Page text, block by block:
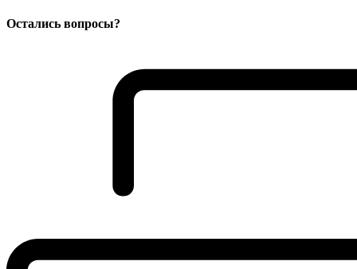
Остались вопросы?